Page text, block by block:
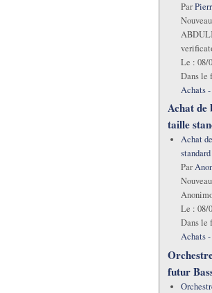
Par
Le : 08/
Dans le
Achats
Achat de
taille
Achat
standard
Par
Le : 08/
Dans le
Achats
futur